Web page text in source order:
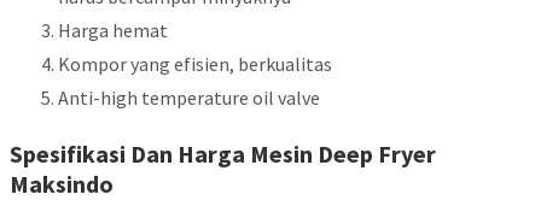
Harga hemat
Kompor yang efisien, berkualitas
Anti-high temperature oil valve
Spesifikasi Dan Harga Mesin Deep Fryer
Maksindo